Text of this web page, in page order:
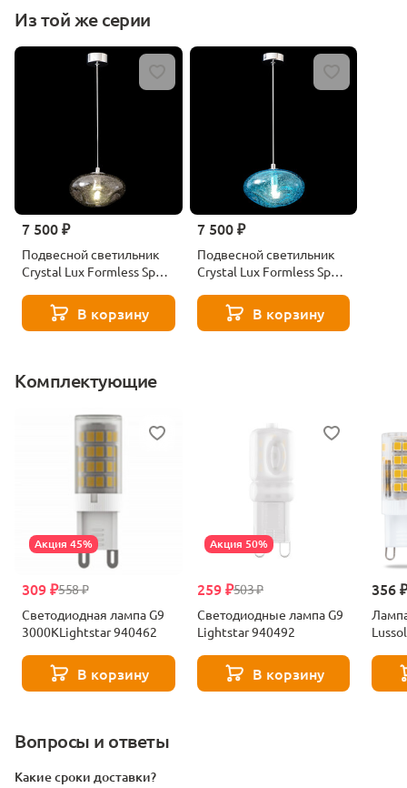
Из той же серии
7 500 ₽
Подвесной светильник
Crystal Lux Formless Sp1
В корзину
7 500 ₽
Подвесной светильник
Crystal Lux Formless Sp1
В корзину
Комплектующие
Акция 45%
558 ₽
309 ₽
Светодиодная лампа G9
3000KLightstar 940462
В корзину
Акция 50%
503 ₽
259 ₽
Светодиодные лампа G9
Lightstar 940492
В корзину
356
Вопросы и ответы
Какие сроки доставки?